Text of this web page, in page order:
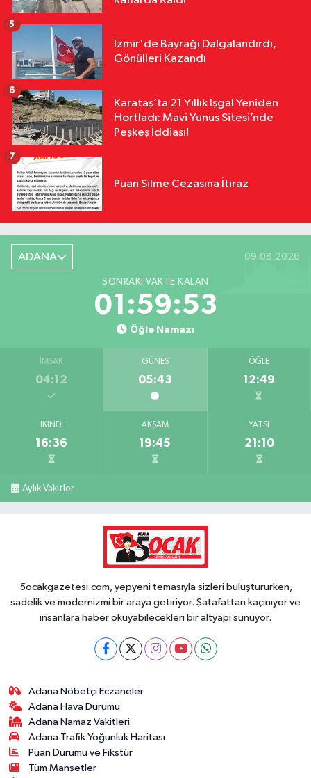
İzmir'de Bayrağı Dalgalandırdı,
Gönülleri Kazandı
5
Karataş’ta 21 Yıllık İşgal Yeniden
Hortladı: Mavi Yunus Sitesi’nde
Peşkeş İddiası!
6
Puan Silme Cezasına İtiraz
7
ADANA 09.08.2026
SONRAKI VAKTE KALAN
01:59:52
Öğle Namazı
İMSAK
04:12
GÜNEŞ
05:43
ÖĞLE
12:49
İKINDI
16:36
AKŞAM
19:45
YATSI
21:10
Aylık Vakitler
5ocakgazetesi.com, yepyeni temasıyla sizleri buluştururken,
sadelik ve modernizmi bir araya getiriyor. Şatafattan kaçınıyor ve
insanlara haber okuyabilecekleri bir altyapı sunuyor.
Adana Nöbetçi Eczaneler
Adana Hava Durumu
Adana Namaz Vakitleri
Adana Trafik Yoğunluk Haritası
Puan Durumu ve Fikstür
Tüm Manşetler